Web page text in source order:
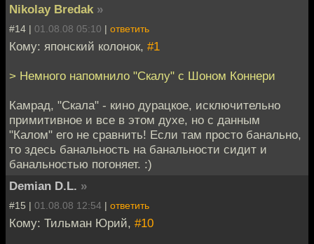
Nikolay Bredak »
#14 | 01.08.08 05:10 | ответить
Кому: японский колонок, #1
> Немного напомнило "Скалу" с Шоном Коннери
Камрад, "Скала" - кино дурацкое, исключительно
примитивное и все в этом духе, но с данным
"Калом" его не сравнить! Если там просто банально,
то здесь банальность на банальности сидит и
банальностью погоняет. :)
Demian D.L. »
#15 | 01.08.08 12:54 | ответить
Кому: Тильман Юрий, #10